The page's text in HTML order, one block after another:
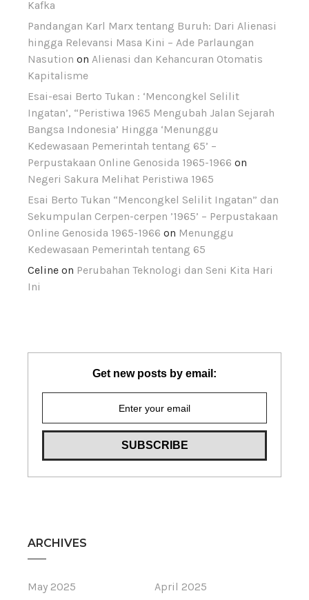
Kafka
Pandangan Karl Marx tentang Buruh: Dari Alienasi
hingga Relevansi Masa Kini – Ade Parlaungan
Nasution on Alienasi dan Kehancuran Otomatis
Kapitalisme
Esai-esai Berto Tukan : ‘Mencongkel Selilit
Ingatan’, “Peristiwa 1965 Mengubah Jalan Sejarah
Bangsa Indonesia’ Hingga ‘Menunggu
Kedewasaan Pemerintah tentang 65’ –
Perpustakaan Online Genosida 1965-1966 on
Negeri Sakura Melihat Peristiwa 1965
Esai Berto Tukan “Mencongkel Selilit Ingatan” dan
Sekumpulan Cerpen-cerpen ’1965’ – Perpustakaan
Online Genosida 1965-1966 on Menunggu
Kedewasaan Pemerintah tentang 65
Celine on Perubahan Teknologi dan Seni Kita Hari
Ini
Get new posts by email:
ARCHIVES
May 2025
April 2025